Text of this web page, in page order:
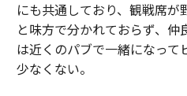
にも共通しており、観戦席
と味方で分かれておらず、
は近くのパブで一緒になって
少なくない。